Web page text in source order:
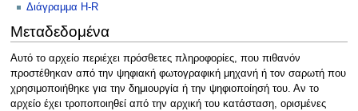
Διάγραμμα H-R
Μεταδεδομένα
Αυτό το αρχείο περιέχει πρόσθετες πληροφορίες, που πιθανόν
προστέθηκαν από την ψηφιακή φωτογραφική μηχανή ή τον σαρωτή που
χρησιμοποιήθηκε για την δημιουργία ή την ψηφιοποίησή του. Αν το
αρχείο έχει τροποποιηθεί από την αρχική του κατάσταση, ορισμένες